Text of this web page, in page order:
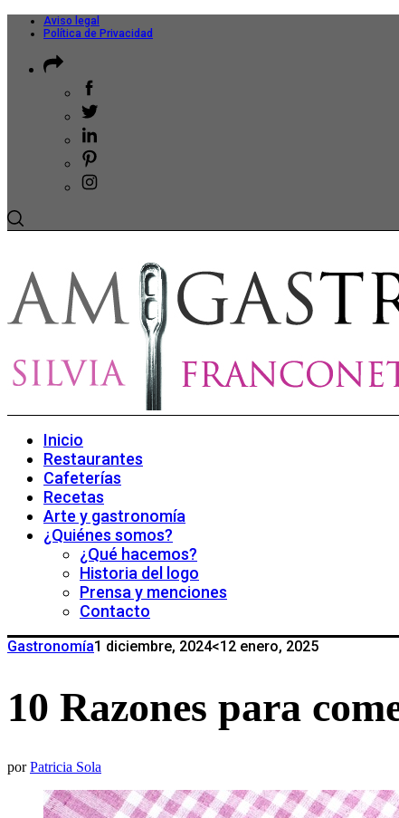
Aviso legal
Política de Privacidad
Inicio
Restaurantes
Cafeterías
Recetas
Arte y gastronomía
¿Quiénes somos?
¿Qué hacemos?
Historia del logo
Prensa y menciones
Contacto
Gastronomía1 diciembre, 2024<12 enero, 2025
10 Razones para
por Patricia Sola